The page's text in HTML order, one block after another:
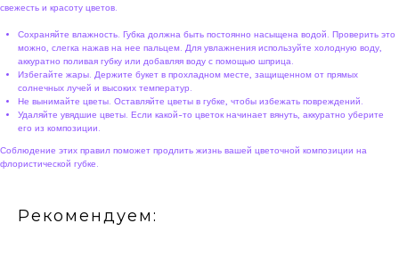
свежесть и красоту цветов.
Сохраняйте влажность. Губка должна быть постоянно насыщена водой. Проверить это
можно, слегка нажав на нее пальцем. Для увлажнения используйте холодную воду,
аккуратно поливая губку или добавляя воду с помощью шприца.
Избегайте жары. Держите букет в прохладном месте, защищенном от прямых
солнечных лучей и высоких температур.
Не вынимайте цветы. Оставляйте цветы в губке, чтобы избежать повреждений.
Удаляйте увядшие цветы. Если какой-то цветок начинает вянуть, аккуратно уберите
его из композиции.
Соблюдение этих правил поможет продлить жизнь вашей цветочной композиции на
флористической губке.
Рекомендуем: